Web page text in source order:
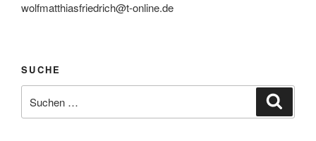
wolfmatthiasfriedrich@t-online.de
SUCHE
nach: